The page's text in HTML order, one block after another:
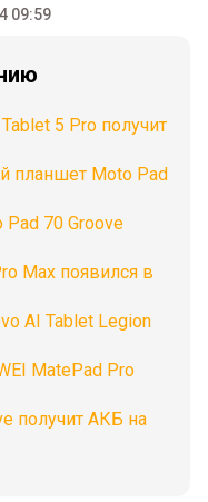
09:59
5 Pro получит
планшет Moto Pad
70 Groove
Max появился в
AI Tablet Legion
MatePad Pro
получит АКБ на